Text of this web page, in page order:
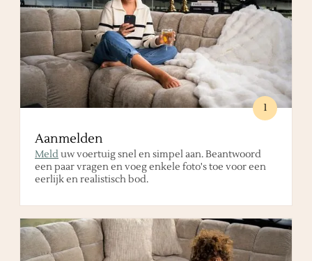
1
Aanmelden
Melduw voertuig snel en simpel aan. Beantwoord
een paar vragen en voeg enkele foto's toe voor een
eerlijk en realistisch bod.